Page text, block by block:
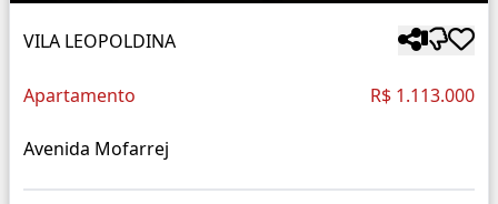
VILA LEOPOLDINA
Apartamento R$ 1.113.000
Avenida Mofarrej